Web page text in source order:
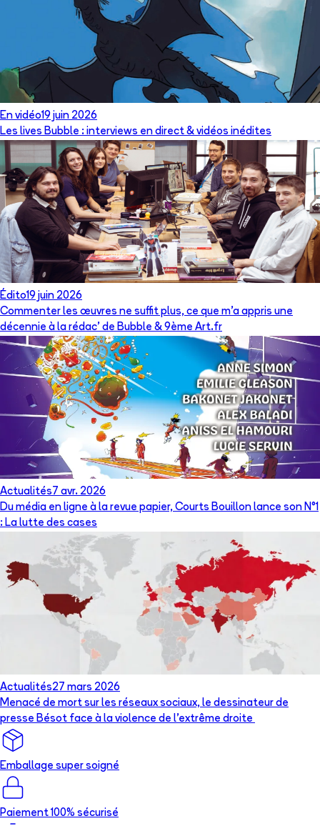
En vidéo19 juin 2026
Les lives Bubble : interviews en direct & vidéos inédites
Édito19 juin 2026
Commenter les œuvres ne suffit plus, ce que m’a appris une
décennie à la rédac’ de Bubble & 9ème Art.fr
Actualités 7 avr. 2026
Du média en ligne à la revue papier, Courts Bouillon lance son N°1
: La lutte des cases
Actualités27 mars 2026
Menacé de mort sur les réseaux sociaux, le dessinateur de
presse Bésot face à la violence de l’extrême droite
Emballage super soigné
Paiement 100% sécurisé